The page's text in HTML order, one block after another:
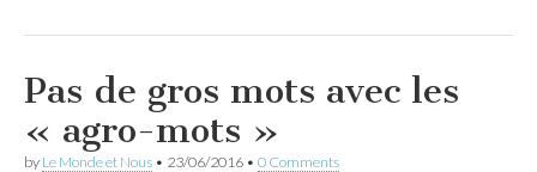
Pas de gros mots avec les
« agro-mots »
by Le Monde et Nous • 23/06/2016 • 0 Comments